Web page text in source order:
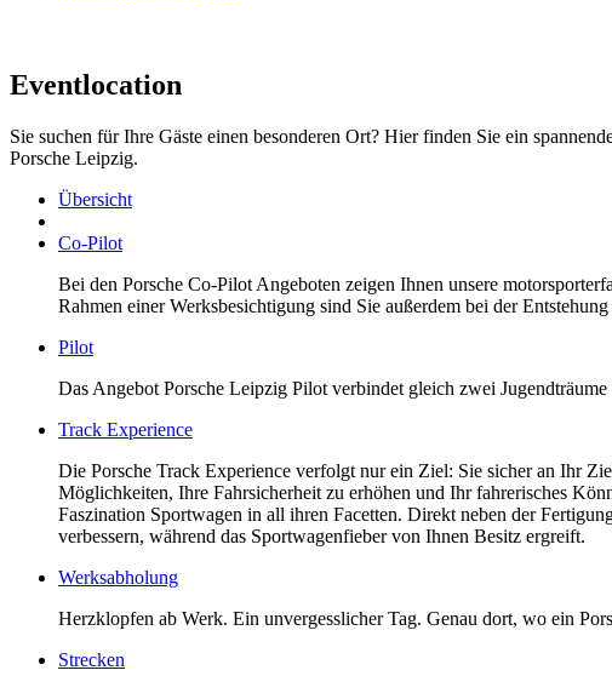
Eventlocation
Sie suchen für Ihre Gäste einen besonderen Ort? Hier finden Sie ein
Porsche Leipzig.
Übersicht
Co-Pilot
Bei den Porsche Co-Pilot Angeboten zeigen Ihnen unsere
Rahmen einer Werksbesichtigung sind Sie außerdem bei der
Pilot
Das Angebot Porsche Leipzig Pilot verbindet gleich zwei
Track Experience
Die Porsche Track Experience verfolgt nur ein Ziel: Sie sicher an Ihr
Möglichkeiten, Ihre Fahrsicherheit zu erhöhen und Ihr fahrerisches
Faszination Sportwagen in all ihren Facetten. Direkt neben der
verbessern, während das Sportwagenfieber von Ihnen Besitz ergreift.
Werksabholung
Herzklopfen ab Werk. Ein unvergesslicher Tag. Genau dort, wo ein
Strecken